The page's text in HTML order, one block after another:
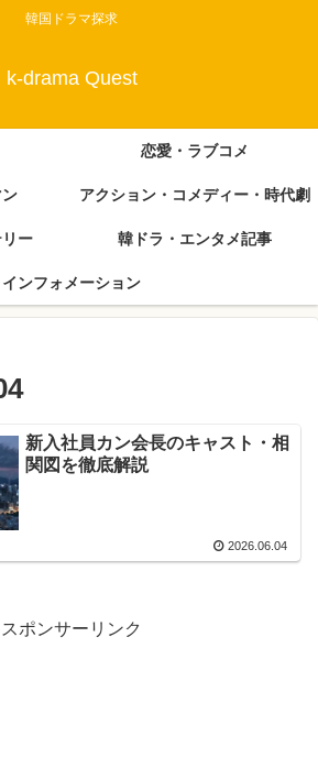
韓国ドラマ探求
k-drama Quest
恋愛・ラブコメ
アクション・コメディー・時代劇
ー 韓ドラ・エンタメ記事
インフォメーション
新入社員カン会長のキャスト・相
関図を徹底解説
2026.06.04
スポンサーリンク